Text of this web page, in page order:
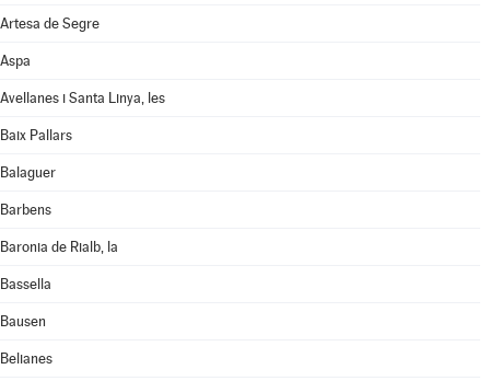
Artesa de Segre
Aspa
Avellanes i Santa Linya, les
Baix Pallars
Balaguer
Barbens
Baronia de Rialb, la
Bassella
Bausen
Belianes